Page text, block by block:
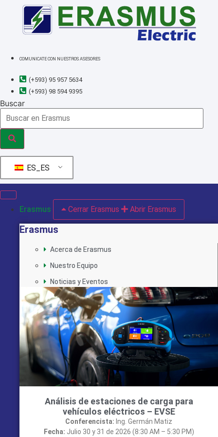
contenido
COMUNICATE CON NUESTROS ASESORES
(+593) 95 957 5634
(+593) 98 594 9395
Buscar
ES_ES
Erasmus Cerrar Erasmus Abrir Erasmus
Erasmus
Acerca de Erasmus
Nuestro Equipo
Noticias y Eventos
Análisis de estaciones de carga para
vehículos eléctricos – EVSE
Conferencista: Ing. Germán Matiz
Fecha: Julio 30 y 31 de 2026 (8:30 AM – 5:30 PM)